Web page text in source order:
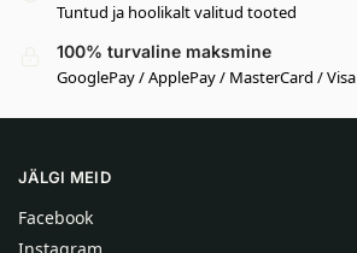
Tuntud ja hoolikalt valitud tooted
100% turvaline maksmine
GooglePay / ApplePay / MasterCard / Visa
JÄLGI MEID
Facebook